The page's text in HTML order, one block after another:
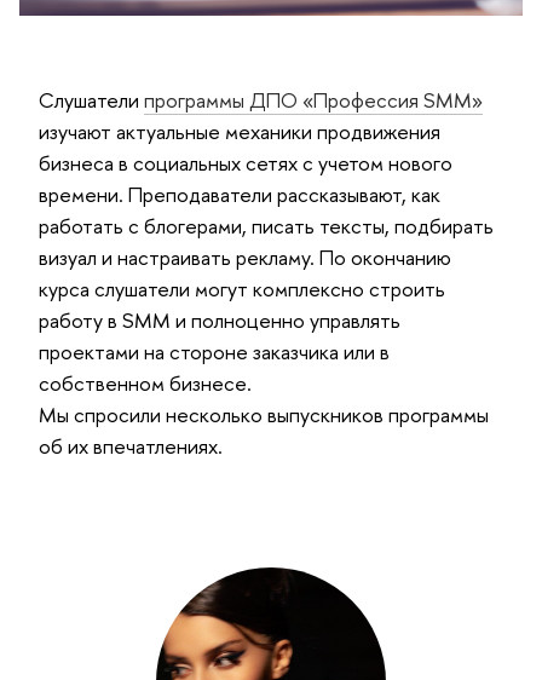
Слушатели программы ДПО «Профессия SMM»
изучают актуальные механики продвижения
бизнеса в социальных сетях с учетом нового
времени. Преподаватели рассказывают, как
работать с блогерами, писать тексты, подбирать
визуал и настраивать рекламу. По окончанию
курса слушатели могут комплексно строить
работу в SMM и полноценно управлять
проектами на стороне заказчика или в
собственном бизнесе.
Мы спросили несколько выпускников программы
об их впечатлениях.